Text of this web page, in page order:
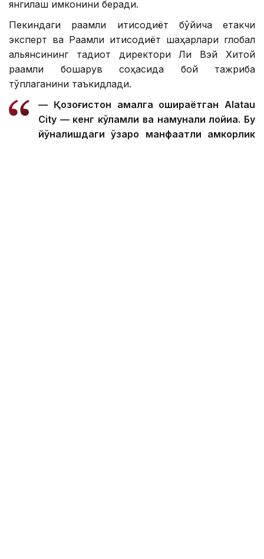
янгилаш имконини беради.
Пекиндаги рақамли иқтисодиёт бўйича етакчи
эксперт ва Рақамли иқтисодиёт шаҳарлари глобал
альянсининг тадқиқот директори Ли Вэй Хитой
рақамли бошқарув соҳасида бой тажриба
тўплаганини таъкидлади.
— Қозоғистон амалга ошираётган Alatau
City — кенг кўламли ва намунали лойиҳа. Бу
йўналишдаги ўзаро манфаатли ҳамкорлик